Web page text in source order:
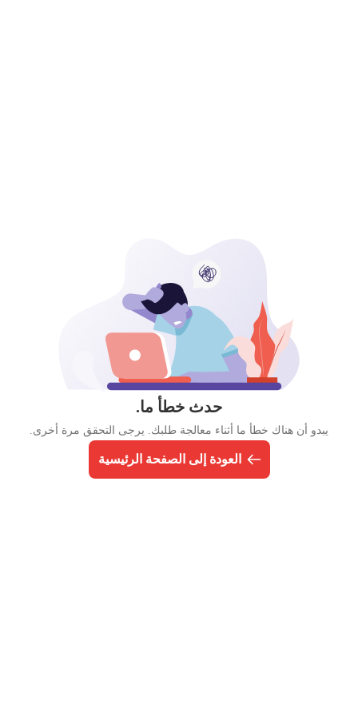
حدث خطأ ما.
يبدو أن هناك خطأ ما أثناء معالجة طلبك. يرجى التحقق مرة أخرى.
العودة إلى الصفحة الرئيسية